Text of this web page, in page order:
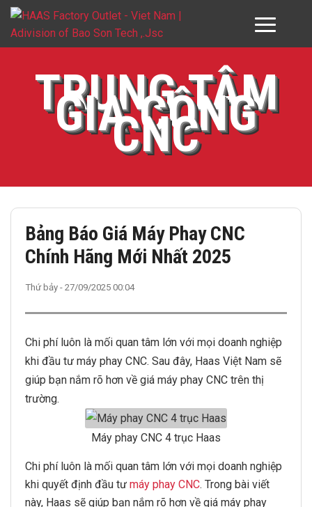
SẢN PHẨM
DỊCH VỤ
TƯ VẤN
LIÊN HỆ
TRUNG TÂM
GIA CÔNG
CNC
Bảng Báo Giá Máy Phay CNC
Chính Hãng Mới Nhất 2025
Thứ bảy - 27/09/2025 00:04
Chi phí luôn là mối quan tâm lớn với mọi doanh nghiệp
khi đầu tư máy phay CNC. Sau đây, Haas Việt Nam sẽ
giúp bạn nắm rõ hơn về giá máy phay CNC trên thị
trường.
Máy phay CNC 4 trục Haas
Chi phí luôn là mối quan tâm lớn với mọi doanh nghiệp
khi quyết định đầu tư máy phay CNC. Trong bài viết
này, Haas sẽ giúp bạn nắm rõ hơn về giá máy phay